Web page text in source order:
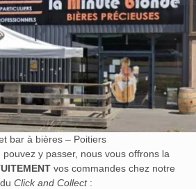
bar à bières – Poitiers
y passer, nous vous offrons la
vos commandes chez notre
Click and Collect: